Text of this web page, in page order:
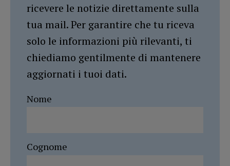
ricevere le notizie direttamente sulla
tua mail. Per garantire che tu riceva
solo le informazioni più rilevanti, ti
chiediamo gentilmente di mantenere
aggiornati i tuoi dati.
Nome
Cognome